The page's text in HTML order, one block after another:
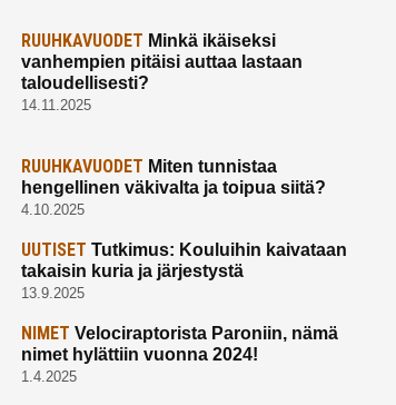
RUUHKAVUODET Minkä ikäiseksi
vanhempien pitäisi auttaa lastaan
taloudellisesti?
14.11.2025
RUUHKAVUODET Miten tunnistaa
hengellinen väkivalta ja toipua siitä?
4.10.2025
UUTISET Tutkimus: Kouluihin kaivataan
takaisin kuria ja järjestystä
13.9.2025
NIMET Velociraptorista Paroniin, nämä
nimet hylättiin vuonna 2024!
1.4.2025